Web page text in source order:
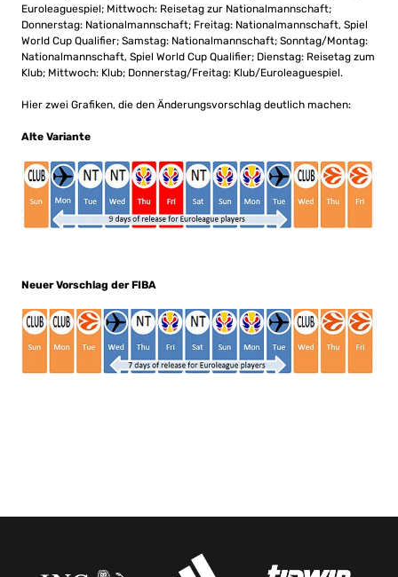
Euroleaguespiel; Mittwoch: Reisetag zur Nationalmannschaft;
Donnerstag: Nationalmannschaft; Freitag: Nationalmannschaft, Spiel
World Cup Qualifier; Samstag: Nationalmannschaft; Sonntag/Montag:
Nationalmannschaft, Spiel World Cup Qualifier; Dienstag: Reisetag zum
Klub; Mittwoch: Klub; Donnerstag/Freitag: Klub/Euroleaguespiel.
Hier zwei Grafiken, die den Änderungsvorschlag deutlich machen:
Alte Variante
Neuer Vorschlag der FIBA